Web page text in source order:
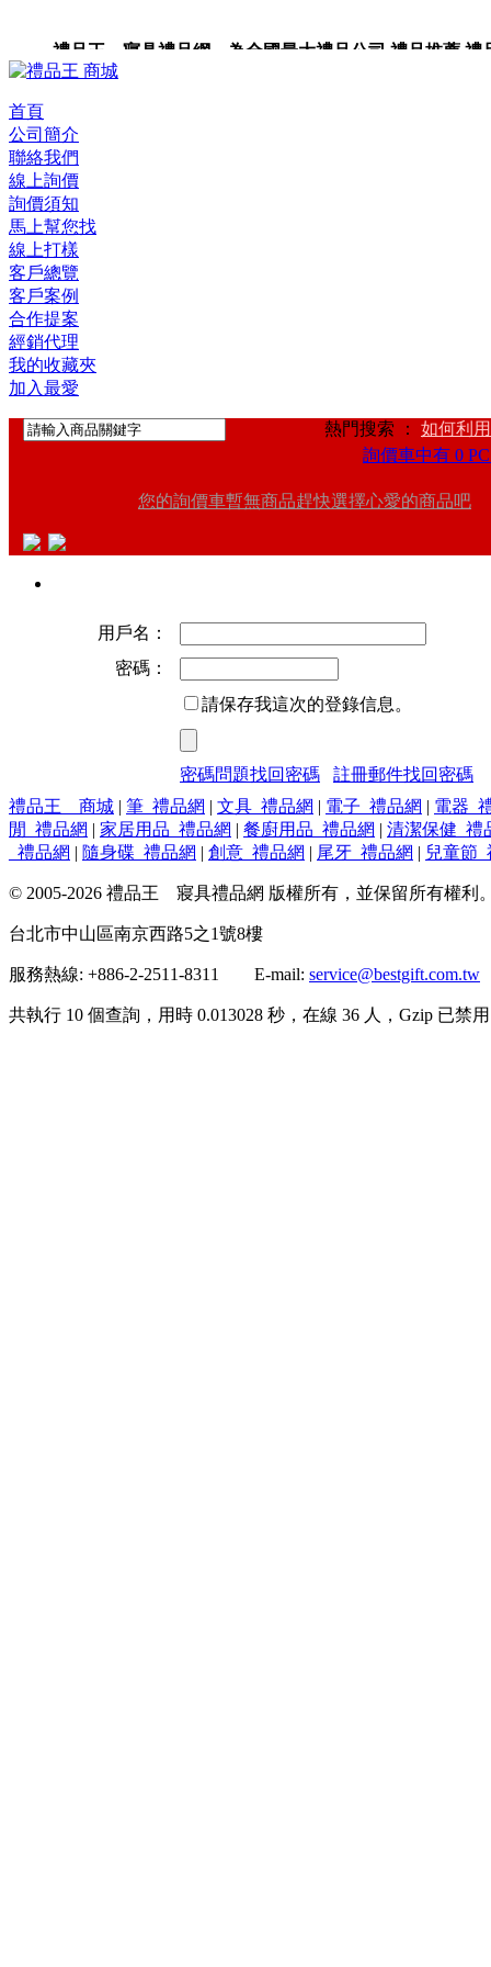
禮品王 寢具禮品網 為全國最大禮品公司,禮品推薦,禮
卡,企業禮品,禮品小物,高級禮品,禮品網站。
首頁
公司簡介
聯絡我們
線上詢價
詢價須知
馬上幫您找
線上打樣
客戶總覽
客戶案例
合作提案
經銷代理
我的收藏夾
加入最愛
熱門搜索 ： 如何利
詢價車中有 0
您的詢價車暫無商品趕快選擇心愛的商品吧
用戶名：
密碼：
請保存我這次的登錄信息。
密碼問題找回密碼
註冊郵件找回密碼
禮品王 商城 | 筆_禮品網 | 文具_禮品網 | 電子_禮品網 | 電器_
閒_禮品網 | 家居用品_禮品網 | 餐廚用品_禮品網 | 清潔保健_禮
_禮品網 | 隨身碟_禮品網 | 創意_禮品網 | 尾牙_禮品網 | 兒童節
© 2005-2026 禮品王 寢具禮品網 版權所有，並保留所有權利
台北市中山區南京西路5之1號8樓
服務熱線: +886-2-2511-8311 E-mail: service@bestgift.com.tw
共執行 10 個查詢，用時 0.013028 秒，在線 36 人，Gzip 已禁